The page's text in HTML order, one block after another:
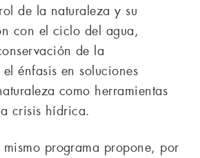
de la naturaleza y su
con el ciclo del agua,
de la
énfasis en soluciones
como herramientas
crisis hídrica.
programa propone, por